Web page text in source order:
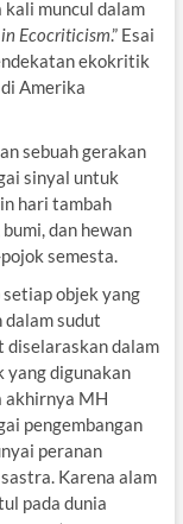
muncul dalam
Ecocriticism.” Esai
ekokritik
Amerika
sebuah gerakan
sinyal untuk
hari tambah
dan hewan
semesta.
objek yang
sudut
dalam
digunakan
akhirnya MH
pengembangan
peranan
Karena alam
pada dunia